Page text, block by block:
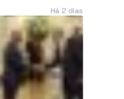
(SIC) anunciou,
a detenção de três
suspeitos de
caso, que expôs
internacional de
com
Há 2 dias